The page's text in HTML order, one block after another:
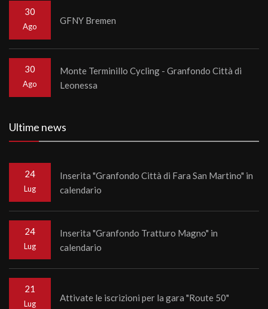
30
Ago
GFNY Bremen
30
Ago
Monte Terminillo Cycling - Granfondo Città di
Leonessa
Ultime news
24
Lug
Inserita "Granfondo Città di Fara San Martino" in
calendario
24
Lug
Inserita "Granfondo Tratturo Magno" in
calendario
21
Lug
Attivate le iscrizioni per la gara "Route 50"